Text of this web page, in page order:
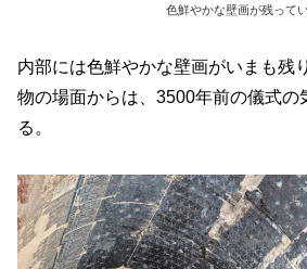
色鮮やかな壁画が残って
内部には色鮮やかな壁画がいまも残
物の場面からは、3500年前の儀式の
る。